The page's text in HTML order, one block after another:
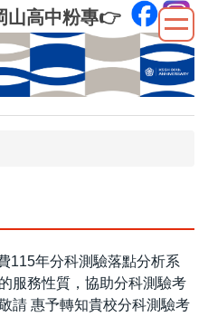
山高中粉專👉
115年分科測驗落點分析系
服務性質，協助分科測驗考
請 惠予轉知貴校分科測驗考